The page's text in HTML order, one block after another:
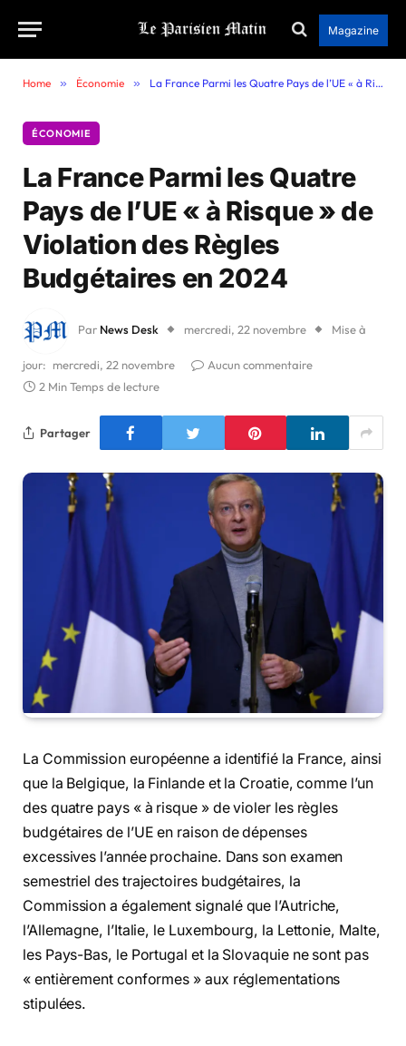
Magazine
Home » Économie » La France Parmi les Quatre Pays de l’UE « à Risque » de Violation des Règles Budgétaires en 2024
ÉCONOMIE
La France Parmi les Quatre
Pays de l’UE « à Risque » de
Violation des Règles
Budgétaires en 2024
Par News Desk mercredi, 22 novembre Mise à
jour: mercredi, 22 novembre
Aucun commentaire
2 Min Temps de lecture
Partager
La Commission européenne a identifié la France, ainsi
que la Belgique, la Finlande et la Croatie, comme l’un
des quatre pays « à risque » de violer les règles
budgétaires de l’UE en raison de dépenses
excessives l’année prochaine. Dans son examen
semestriel des trajectoires budgétaires, la
Commission a également signalé que l’Autriche,
l’Allemagne, l’Italie, le Luxembourg, la Lettonie, Malte,
les Pays-Bas, le Portugal et la Slovaquie ne sont pas
« entièrement conformes » aux réglementations
stipulées.